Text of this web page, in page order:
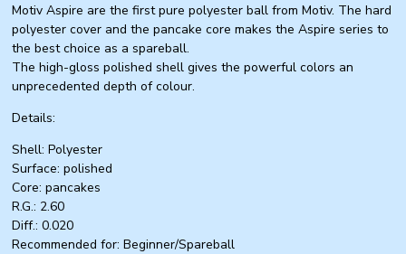
Motiv Aspire are the first pure polyester ball from Motiv. The hard
polyester cover and the pancake core makes the Aspire series to
the best choice as a spareball.
The high-gloss polished shell gives the powerful colors an
unprecedented depth of colour.
Details:
Shell: Polyester
Surface: polished
Core: pancakes
R.G.: 2.60
Diff.: 0.020
Recommended for: Beginner/Spareball